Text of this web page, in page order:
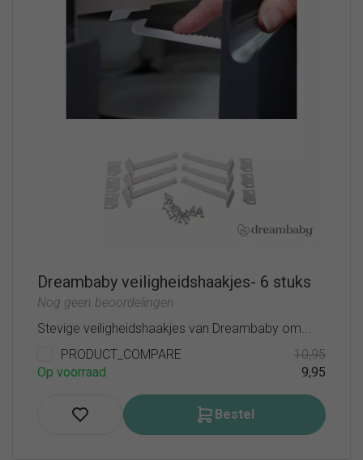
Dreambaby veiligheidshaakjes- 6 stuks
Nog geen beoordelingen
Stevige veiligheidshaakjes van Dreambaby om...
PRODUCT_COMPARE
Op voorraad
10,95
9,95
Bestel